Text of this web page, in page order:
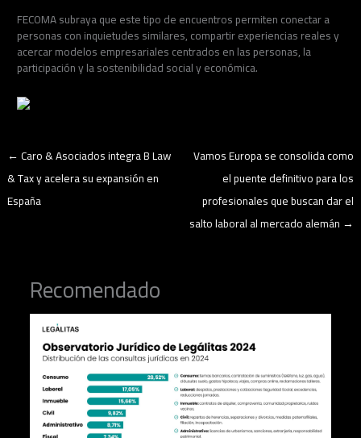
FECOMA subraya que este tipo de encuentros permiten conectar a
personas con inquietudes similares, compartir experiencias reales y
acercar modelos empresariales centrados en las personas, la
participación y la sostenibilidad social y económica.
←Caro & Asociados integra B Law
& Tax y acelera su expansión en
España
Vamos Europa se consolida como
el puente definitivo para los
profesionales que buscan dar el
salto laboral al mercado alemán →
Recomendado